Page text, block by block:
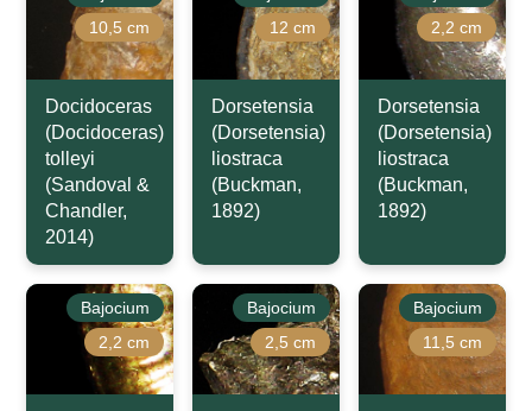
10,5 cm
Docidoceras
(Docidoceras)
tolleyi
(Sandoval &
Chandler,
2014)
12 cm
Dorsetensia
(Dorsetensia)
liostraca
(Buckman,
1892)
2,2 cm
Dorsetensia
(Dorsetensia)
liostraca
(Buckman,
1892)
Bajocium
2,2 cm
Bajocium
2,5 cm
Bajocium
11,5 cm